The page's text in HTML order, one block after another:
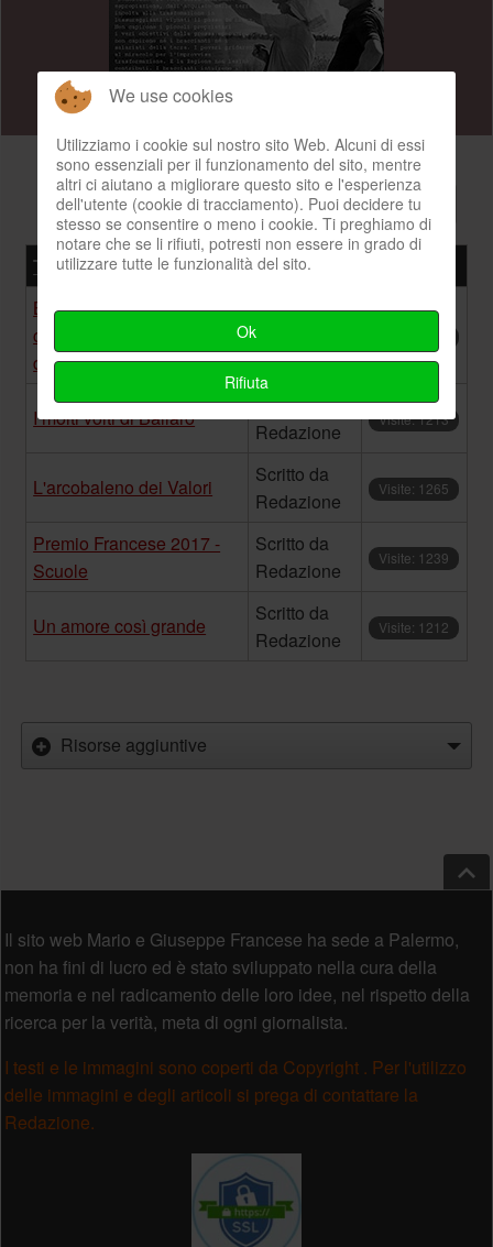
Visualizza n.
Titolo Autore
Ballarò tra rilancio
culturale e degrado
dilagante
Redazione
I molti volti di Ballarò
Scritto da
Redazione
Visite: 1213
L'arcobaleno dei Valori
Scritto da
Redazione
Visite: 1265
Premio Francese 2017 -
Scuole
Scritto da
Redazione
Visite: 1239
Un amore così grande
Scritto da
Redazione
Visite: 1212
Risorse aggiuntive
Il sito web Mario e Giuseppe Francese ha sede a Palermo,
non ha fini di lucro ed è stato sviluppato nella cura della
memoria e nel radicamento delle loro idee, nel rispetto della
ricerca per la verità, meta di ogni giornalista.
I testi e le immagini sono coperti da Copyright . Per l'utilizzo
delle immagini e degli articoli si prega di contattare la
Redazione.
We use cookies
Utilizziamo i cookie sul nostro sito Web. Alcuni di essi
sono essenziali per il funzionamento del sito, mentre
altri ci aiutano a migliorare questo sito e l'esperienza
dell'utente (cookie di tracciamento). Puoi decidere tu
stesso se consentire o meno i cookie. Ti preghiamo di
notare che se li rifiuti, potresti non essere in grado di
utilizzare tutte le funzionalità del sito.
Ok
Rifiuta